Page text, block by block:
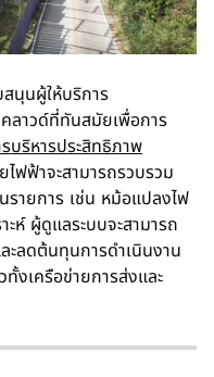
นุนผู้ให้บริการ
คลาวด์ที่ทันสมัยเพื่อการ
บริหารประสิทธิภาพ
ไฟฟ้าจะสามารถรวบรวม
รายการ เช่น หม้อแปลงไฟ
ห์ ผู้ดูแลระบบจะสามารถ
ลดต้นทุนการดำเนินงาน
งเครือข่ายการส่งและ